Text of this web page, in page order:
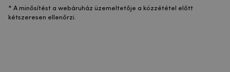
* A minősítést a webáruház üzemeltetője a közzététel előtt
kétszeresen ellenőrzi.